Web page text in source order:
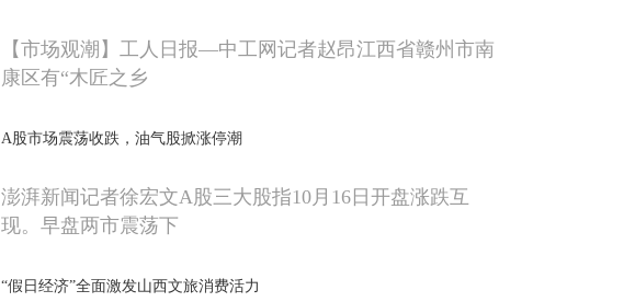
【市场观潮】工人日报—中工网记者赵昂江西省赣州市南
康区有“木匠之乡
A股市场震荡收跌，油气股掀涨停潮
澎湃新闻记者徐宏文A股三大股指10月16日开盘涨跌互
现。早盘两市震荡下
“假日经济”全面激发山西文旅消费活力